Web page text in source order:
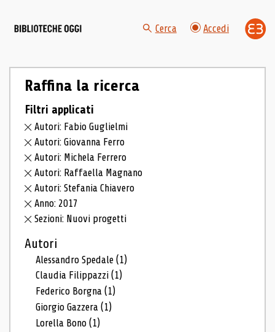
Cerca Accedi
Raffina la ricerca
Filtri applicati
Autori: Fabio Guglielmi
Autori: Giovanna Ferro
Autori: Michela Ferrero
Autori: Raffaella Magnano
Autori: Stefania Chiavero
Anno: 2017
Sezioni: Nuovi progetti
Autori
Alessandro Spedale(1)
Claudia Filippazzi(1)
Federico Borgna(1)
Giorgio Gazzera(1)
Lorella Bono(1)